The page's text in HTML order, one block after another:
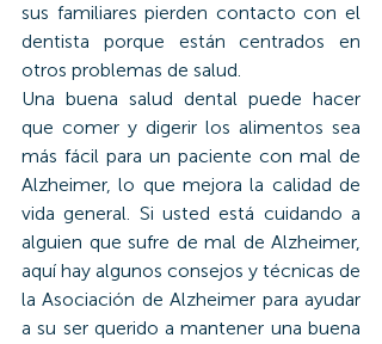
sus familiares pierden contacto con el
dentista porque están centrados en
otros problemas de salud.
Una buena salud dental puede hacer
que comer y digerir los alimentos sea
más fácil para un paciente con mal de
Alzheimer, lo que mejora la calidad de
vida general. Si usted está cuidando a
alguien que sufre de mal de Alzheimer,
aquí hay algunos consejos y técnicas de
la Asociación de Alzheimer para ayudar
a su ser querido a mantener una buena